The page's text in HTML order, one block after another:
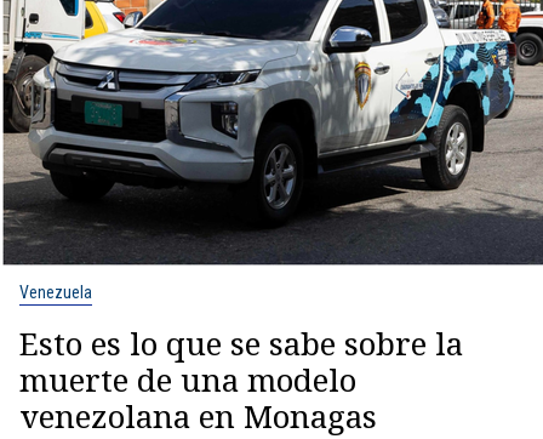
Venezuela
Esto es lo que se sabe sobre la
muerte de una modelo
venezolana en Monagas